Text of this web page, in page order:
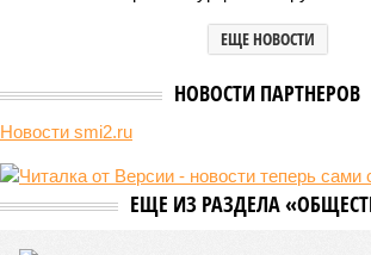
В нескольких станциях от уже сданного
«Станция Л» продолжают ждать от компании